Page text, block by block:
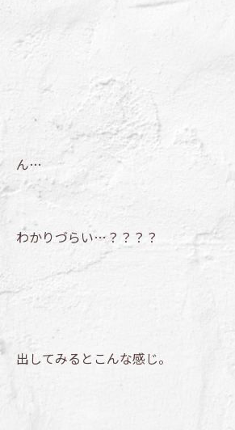
ん…
わかりづらい…？？？？
出してみるとこんな感じ。